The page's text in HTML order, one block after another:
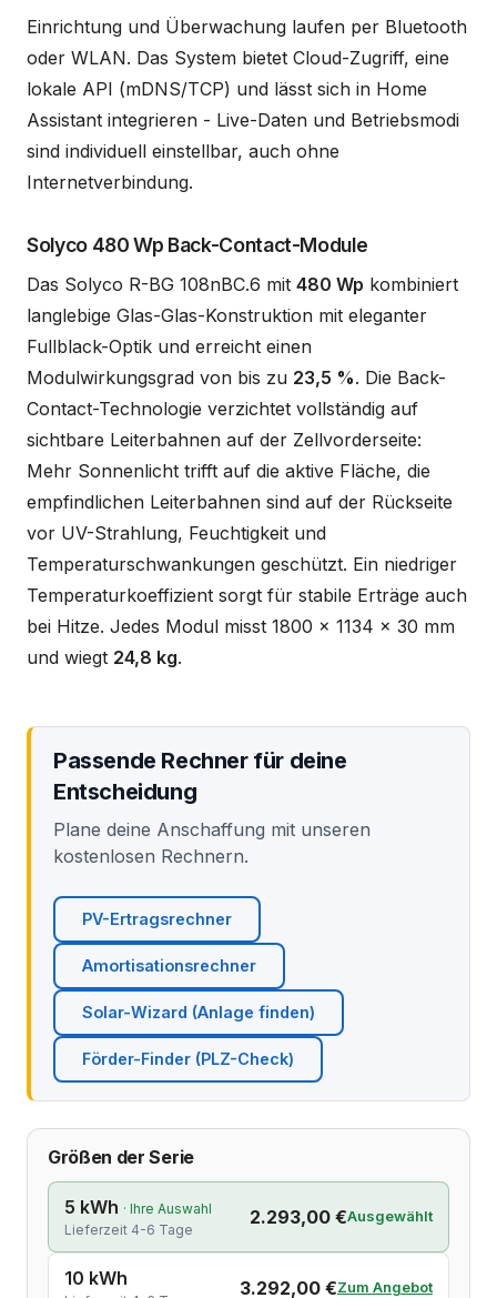
Einrichtung und Überwachung laufen per Bluetooth
oder WLAN. Das System bietet Cloud-Zugriff, eine
lokale API (mDNS/TCP) und lässt sich in Home
Assistant integrieren - Live-Daten und Betriebsmodi
sind individuell einstellbar, auch ohne
Internetverbindung.
Solyco 480 Wp Back-Contact-Module
Das Solyco R-BG 108nBC.6 mit 480 Wp kombiniert
langlebige Glas-Glas-Konstruktion mit eleganter
Fullblack-Optik und erreicht einen
Modulwirkungsgrad von bis zu 23,5 %. Die Back-
Contact-Technologie verzichtet vollständig auf
sichtbare Leiterbahnen auf der Zellvorderseite:
Mehr Sonnenlicht trifft auf die aktive Fläche, die
empfindlichen Leiterbahnen sind auf der Rückseite
vor UV-Strahlung, Feuchtigkeit und
Temperaturschwankungen geschützt. Ein niedriger
Temperaturkoeffizient sorgt für stabile Erträge auch
bei Hitze. Jedes Modul misst 1800 x 1134 x 30 mm
und wiegt 24,8 kg.
Passende Rechner für deine
Entscheidung
Plane deine Anschaffung mit unseren
kostenlosen Rechnern.
PV-Ertragsrechner
Amortisationsrechner
Solar-Wizard (Anlage finden)
Förder-Finder (PLZ-Check)
Größen der Serie
5 kWh · Ihre Auswahl
Lieferzeit 4-6 Tage
2.293,00 €Ausgewählt
10 kWh 3.292,00 €Zum Angebot